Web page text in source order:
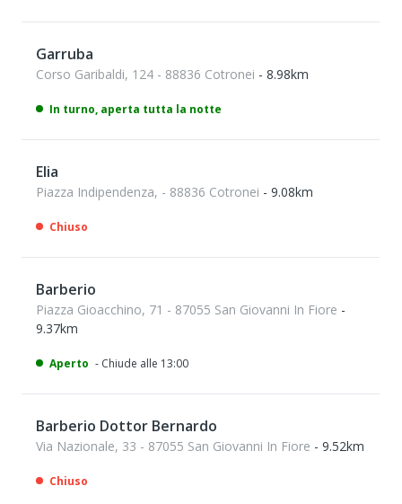
Garruba
Corso Garibaldi, 124 - 88836 Cotronei - 8.98km
In turno, aperta tutta la notte
Elia
Piazza Indipendenza, - 88836 Cotronei - 9.08km
Chiuso
Barberio
Piazza Gioacchino, 71 - 87055 San Giovanni In Fiore -
9.37km
Aperto - Chiude alle 13:00
Barberio Dottor Bernardo
Via Nazionale, 33 - 87055 San Giovanni In Fiore - 9.52km
Chiuso